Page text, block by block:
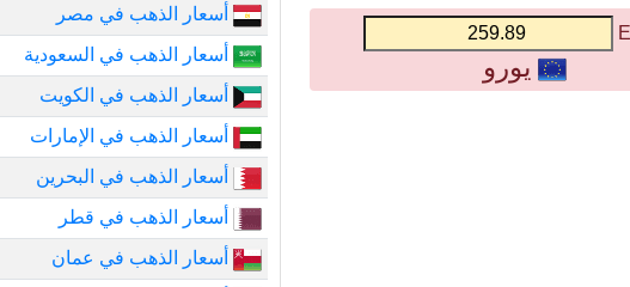
يورو
أسعار الذهب في مصر
أسعار الذهب في السعودية
أسعار الذهب في الكويت
أسعار الذهب في الإمارات
أسعار الذهب في البحرين
أسعار الذهب في قطر
أسعار الذهب في عمان